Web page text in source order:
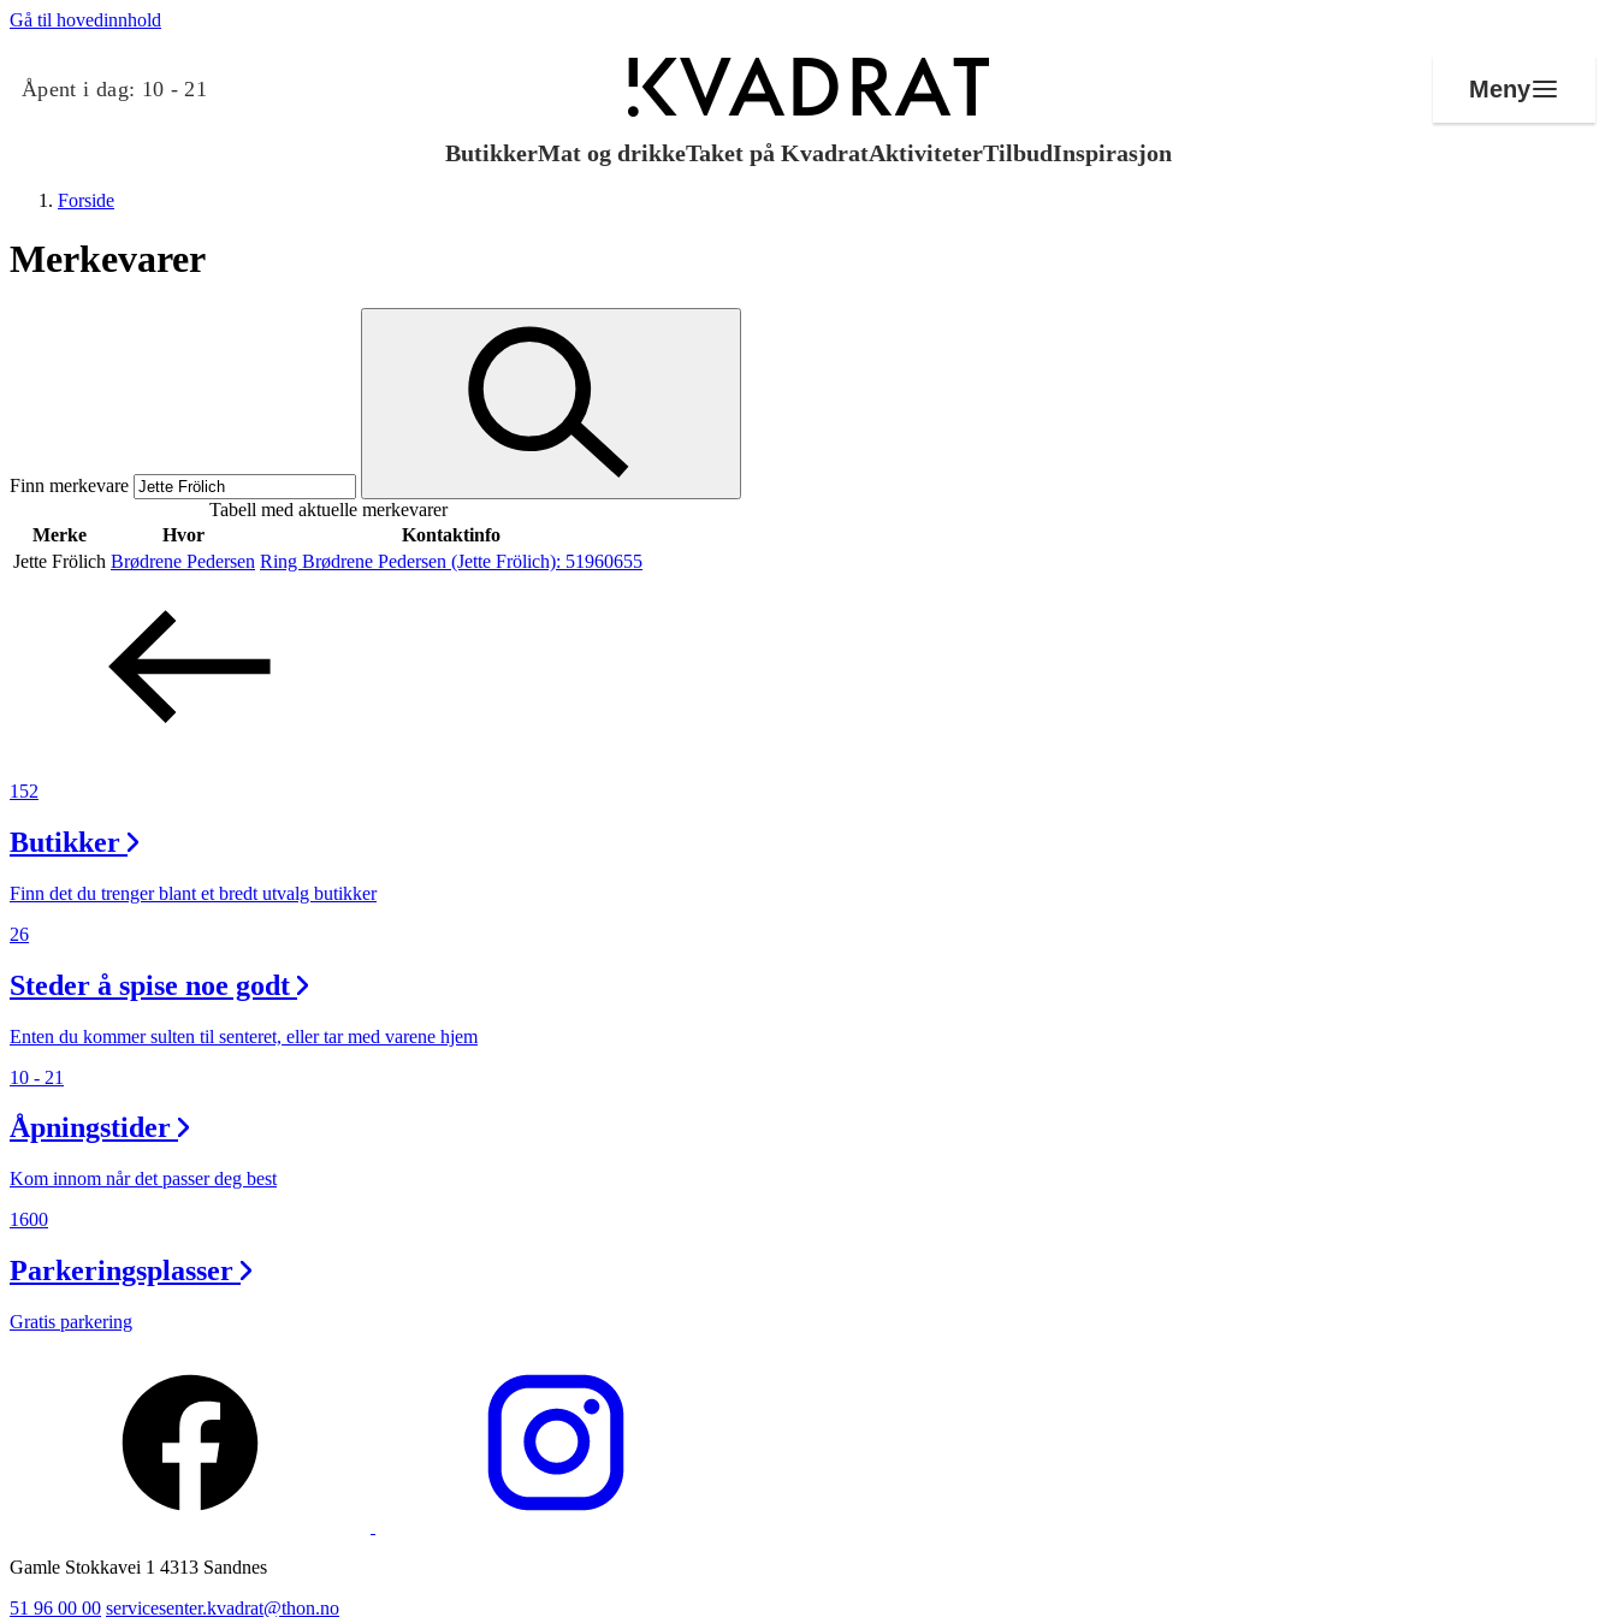
Gå til hovedinnhold
Åpent i dag: 10 - 21 Meny
ButikkerMat og drikkeTaket på KvadratAktiviteterTilbudInspirasjon
Mat og drikke
Taket på Kvadrat
Aktiviteter
Tilbud
Søk
Åpningstider
Praktisk informasjon
Magasin
Forside
Merkevarer
Finn merkevare
Tabell med aktuelle merkevarer
Merke
Hvor
Kontaktinfo
Jette Frölich Brødrene Pedersen Ring Brødrene Pedersen (Jette Frölich): 51960655
152
Butikker
Finn det du trenger blant et bredt utvalg butikker
26
Steder å spise noe godt
Enten du kommer sulten til senteret, eller tar med varene hjem
10 - 21
Åpningstider
Kom innom når det passer deg best
1600
Parkeringsplasser
Gratis parkering
Gamle Stokkavei 1 4313 Sandnes
51 96 00 00 servicesenter.kvadrat@thon.no